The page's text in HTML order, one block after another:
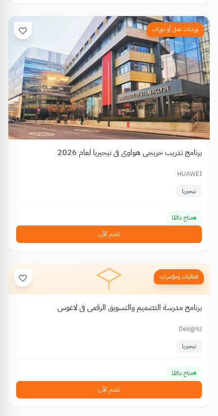
ورشات عمل أو دورات
برنامج تدريب خريجي هواوي في نيجيريا لعام 2026
HUAWEI
نيجيريا
متاح دائمًا
تقدم الآن
فعاليات ومؤتمرات
برنامج مدرسة التصميم والتسويق الرقمي في لاغوس
DesignU
نيجيريا
متاح دائمًا
تقدم الآن